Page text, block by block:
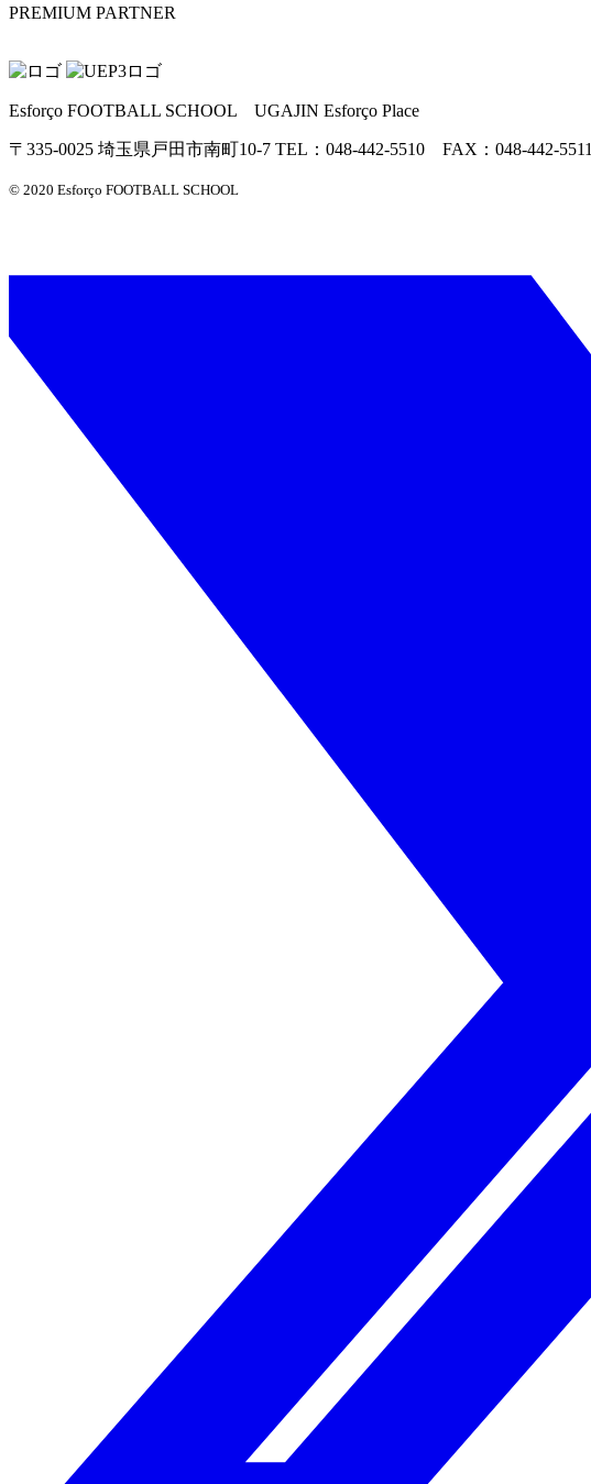
PREMIUM PARTNER
Esforço FOOTBALL SCHOOL UGAJIN Esforço Place
〒335-0025 埼玉県戸田市南町10-7 TEL：048-442-5510 FAX：048-442-5511
© 2020 Esforço FOOTBALL SCHOOL